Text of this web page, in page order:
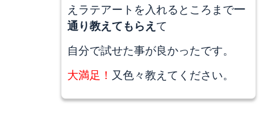
えラテアートを入れるところまで一
通り教えてもらえ て
自分で試せた事が良かったです。
大満足！ 又色々教えてください。